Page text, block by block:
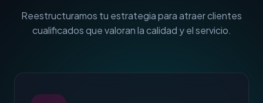
Reestructuramos tu estrategia para atraer clientes
cualificados que valoran la calidad y el servicio.